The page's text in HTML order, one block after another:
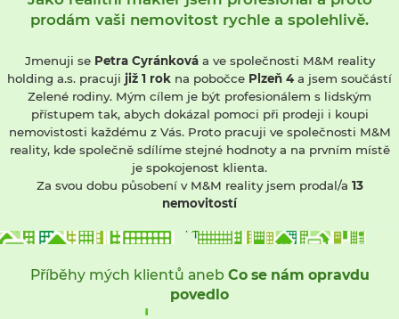
prodám vaši nemovitost rychle a spolehlivě.
Jmenuji se Petra Cyránkováa ve společnosti M&M reality
holding a.s. pracuji již 1 rok na pobočce Plzeň 4 a jsem součástí
Zelené rodiny. Mým cílem je být profesionálem s lidským
přístupem tak, abych dokázal pomoci při prodeji i koupi
nemovistosti každému z Vás. Proto pracuji ve společnosti M&M
reality, kde společně sdílíme stejné hodnoty a na prvním místě
je spokojenost klienta.
Za svou dobu působení v M&M reality jsem prodal/a 13
nemovitostí
Příběhy mých klientů aneb Co se nám opravdu
povedlo